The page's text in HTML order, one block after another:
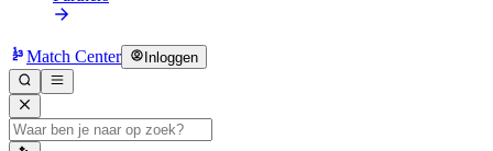
Match Center Inloggen